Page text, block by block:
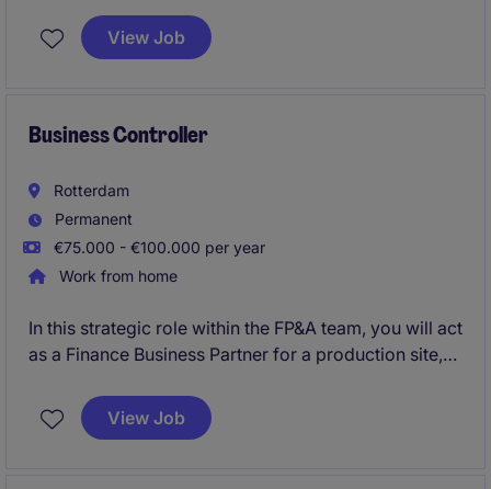
SEO/SEA, and data-driven marketing initiatives. You
will work closely with sales and other stakeholders to
View Job
Business Controller
Rotterdam
Permanent
€75.000 - €100.000 per year
Work from home
In this strategic role within the FP&A team, you will act
as a Finance Business Partner for a production site,
will provide sharp financial analyses, support
investment decisions, and be responsible for
View Job